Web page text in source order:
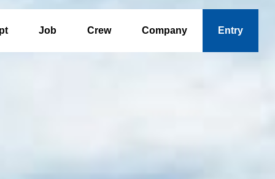
Job Crew Company Entry